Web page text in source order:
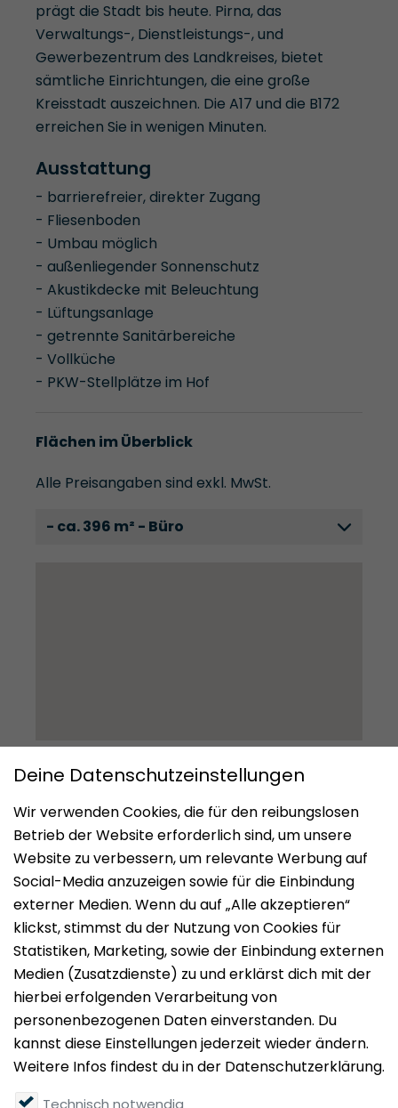
prägt die Stadt bis heute. Pirna, das
Verwaltungs-, Dienstleistungs-, und
Gewerbezentrum des Landkreises, bietet
sämtliche Einrichtungen, die eine große
Kreisstadt auszeichnen. Die A17 und die B172
erreichen Sie in wenigen Minuten.
Ausstattung
- barrierefreier, direkter Zugang
- Fliesenboden
- Umbau möglich
- außenliegender Sonnenschutz
- Akustikdecke mit Beleuchtung
- Lüftungsanlage
- getrennte Sanitärbereiche
- Vollküche
- PKW-Stellplätze im Hof
Flächen im Überblick
Alle Preisangaben sind exkl. MwSt.
- ca. 396 m² - Büro
Impressum
Datenschutz
Nutzungsbedingungen
Mieten
Vermieten